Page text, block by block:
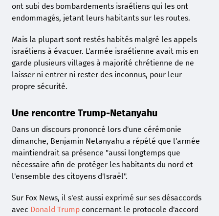
ont subi des bombardements israéliens qui les ont
endommagés, jetant leurs habitants sur les routes.
Mais la plupart sont restés habités malgré les appels
israéliens à évacuer. L'armée israélienne avait mis en
garde plusieurs villages à majorité chrétienne de ne
laisser ni entrer ni rester des inconnus, pour leur
propre sécurité.
Une rencontre Trump-Netanyahu
Dans un discours prononcé lors d'une cérémonie
dimanche, Benjamin Netanyahu a répété que l'armée
maintiendrait sa présence "aussi longtemps que
nécessaire afin de protéger les habitants du nord et
l'ensemble des citoyens d'Israël".
Sur Fox News, il s'est aussi exprimé sur ses désaccords
avec Donald Trump concernant le protocole d'accord